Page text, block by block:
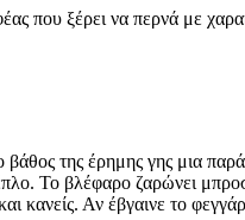
που ξέρει να περνά με
της έρημης γης μια
Το βλέφαρο ζαρώνει
κανείς. Αν έβγαινε το